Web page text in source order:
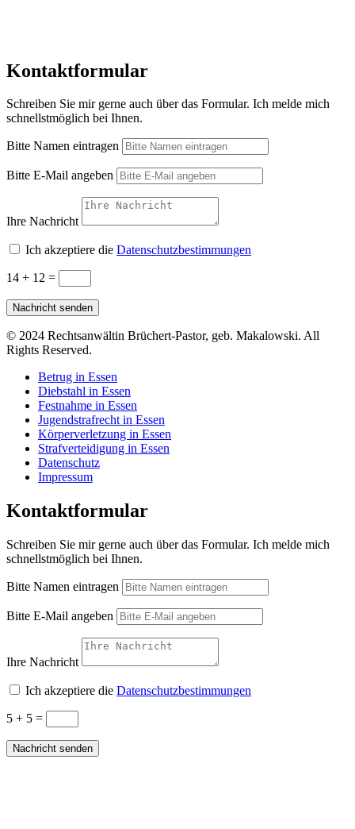
Kontaktformular
Schreiben Sie mir gerne auch über das Formular. Ich melde mich
schnellstmöglich bei Ihnen.
Bitte Namen eintragen
Bitte E-Mail angeben
Ihre Nachricht
Ich akzeptiere die Datenschutzbestimmungen
14 + 12 =
Nachricht senden
© 2024 Rechtsanwältin Brüchert-Pastor, geb. Makalowski. All
Rights Reserved.
Betrug in Essen
Diebstahl in Essen
Festnahme in Essen
Jugendstrafrecht in Essen
Körperverletzung in Essen
Strafverteidigung in Essen
Datenschutz
Impressum
Kontaktformular
Schreiben Sie mir gerne auch über das Formular. Ich melde mich
schnellstmöglich bei Ihnen.
Bitte Namen eintragen
Bitte E-Mail angeben
Ihre Nachricht
Ich akzeptiere die Datenschutzbestimmungen
5 + 5 =
Nachricht senden